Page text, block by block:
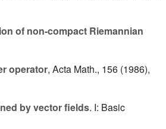
of non-compact Riemannian
operator, Acta Math., 156 (1986),
by vector fields. I: Basic